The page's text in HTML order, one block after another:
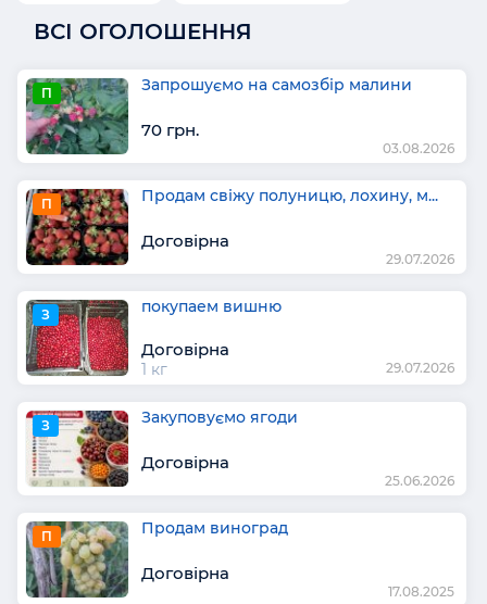
ВСІ ОГОЛОШЕННЯ
П Запрошуємо на самозбір малини
70 грн.
03.08.2026
П Продам свіжу полуницю, лохину, м...
Договірна
29.07.2026
З покупаем вишню
Договірна
1 кг 29.07.2026
З Закуповуємо ягоди
Договірна
25.06.2026
П Продам виноград
Договірна
17.08.2025